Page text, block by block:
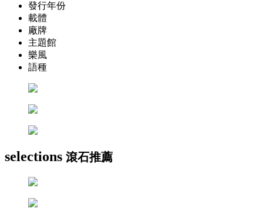
發行年份
載體
廠牌
主題館
樂風
語種
selections 滾石推薦